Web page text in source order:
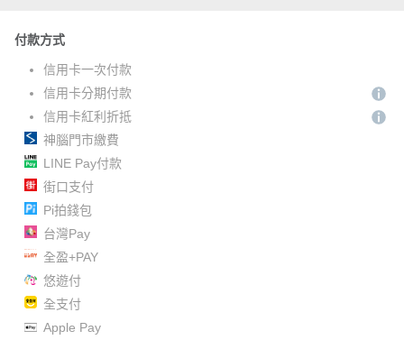
付款方式
信用卡一次付款
信用卡分期付款
信用卡紅利折抵
神腦門市繳費
LINE Pay付款
街口支付
Pi拍錢包
台灣Pay
全盈+PAY
悠遊付
全支付
Apple Pay